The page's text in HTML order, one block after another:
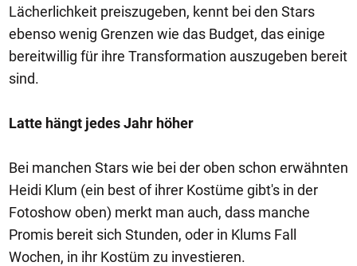
Lächerlichkeit preiszugeben, kennt bei den Stars
ebenso wenig Grenzen wie das Budget, das einige
bereitwillig für ihre Transformation auszugeben bereit
sind.
Latte hängt jedes Jahr höher
Bei manchen Stars wie bei der oben schon erwähnten
Heidi Klum (ein best of ihrer Kostüme gibt's in der
Fotoshow oben) merkt man auch, dass manche
Promis bereit sich Stunden, oder in Klums Fall
Wochen, in ihr Kostüm zu investieren.